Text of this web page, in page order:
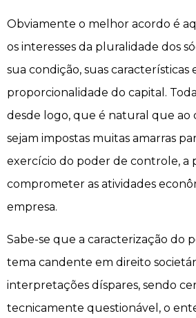
Obviamente o melhor acordo é
os interesses da pluralidade dos
sua condição, suas características
proporcionalidade do capital.
desde logo, que é natural que ao
sejam impostas muitas amarras
exercício do poder de controle, a
comprometer as atividades
empresa.
Sabe-se que a caracterização do
tema candente em direito
interpretações díspares, sendo
tecnicamente questionável, o